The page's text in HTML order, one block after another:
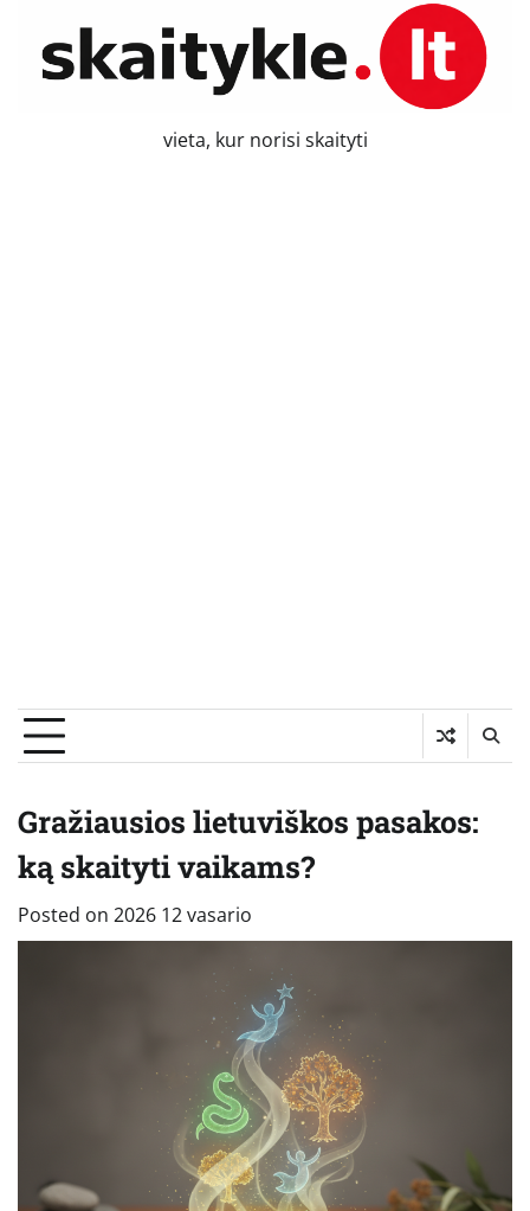
content
vieta, kur norisi skaityti
Gražiausios lietuviškos pasakos:
ką skaityti vaikams?
Posted on 2026 12 vasario